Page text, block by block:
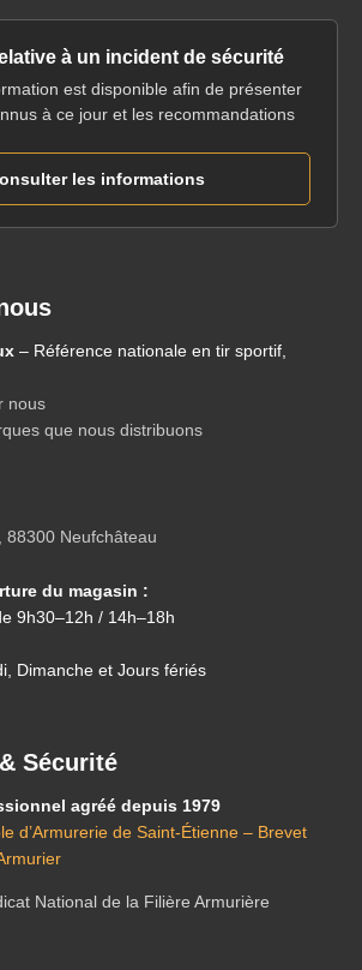
à un incident de sécurité
est disponible afin de présenter
à ce jour et les recommandations
les informations
– Référence nationale en tir sportif,
nous
que nous distribuons
88300 Neufchâteau
du magasin :
9h30–12h / 14h–18h
Dimanche et Jours fériés
Sécurité
agréé depuis 1979
d’Armurerie de Saint-Étienne – Brevet
National de la Filière Armurière